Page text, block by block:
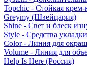
Topchic - Стойкая крем-
Greymy (Швейцария)
Shine - Свет и блеск
Style - Средства
Color - Линия для
Volume - Линия для
Help Is Here (Россия)